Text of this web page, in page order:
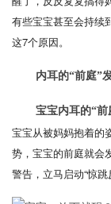
有些宝宝甚至会持续
这7个原因。
内耳的“前庭”
宝宝内耳的“
宝宝从被妈妈抱着的
势，宝宝的前庭就会
警告，立马启动“惊跳